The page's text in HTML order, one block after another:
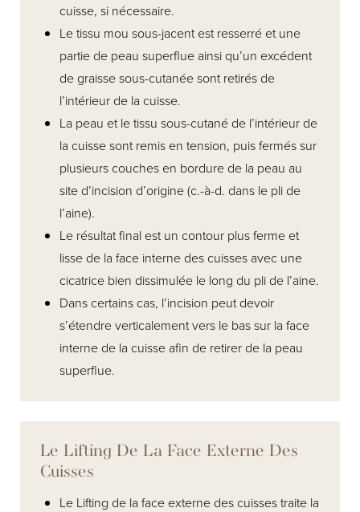
cuisse, si nécessaire.
Le tissu mou sous-jacent est resserré et une
partie de peau superflue ainsi qu’un excédent
de graisse sous-cutanée sont retirés de
l’intérieur de la cuisse.
La peau et le tissu sous-cutané de l’intérieur de
la cuisse sont remis en tension, puis fermés sur
plusieurs couches en bordure de la peau au
site d’incision d’origine (c.-à-d. dans le pli de
l’aine).
Le résultat final est un contour plus ferme et
lisse de la face interne des cuisses avec une
cicatrice bien dissimulée le long du pli de l’aine.
Dans certains cas, l’incision peut devoir
s’étendre verticalement vers le bas sur la face
interne de la cuisse afin de retirer de la peau
superflue.
Le Lifting De La Face Externe Des
Cuisses
Le Lifting de la face externe des cuisses traite la